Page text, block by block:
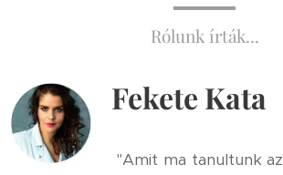
Rólunk írták...
Fekete Kata
"Amit ma tanultunk